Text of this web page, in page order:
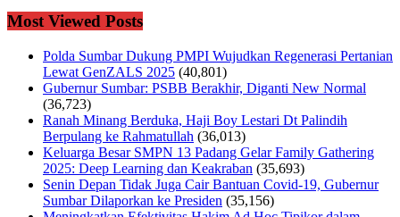
Most Viewed Posts
Polda Sumbar Dukung PMPI Wujudkan Regenerasi Pertanian
Lewat GenZALS 2025 (40,801)
Gubernur Sumbar: PSBB Berakhir, Diganti New Normal
(36,723)
Ranah Minang Berduka, Haji Boy Lestari Dt Palindih
Berpulang ke Rahmatullah (36,013)
Keluarga Besar SMPN 13 Padang Gelar Family Gathering
2025: Deep Learning dan Keakraban (35,693)
Senin Depan Tidak Juga Cair Bantuan Covid-19, Gubernur
Sumbar Dilaporkan ke Presiden (35,156)